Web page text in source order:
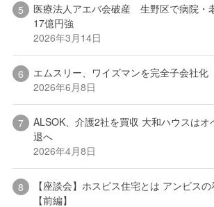
医療法人アエバ会破産 生野区で病院・
17億円強
2026年3月14日
エムスリー、ワイズマンを完全子会社化
2026年6月8日
ALSOK、介護2社を買収 大和ハウスは
退へ
2026年4月8日
【座談会】ホスピス住宅とは アンビス
【前編】